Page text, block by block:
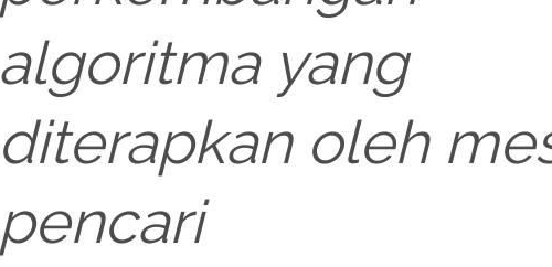
algoritma yang
diterapkan oleh
pencari